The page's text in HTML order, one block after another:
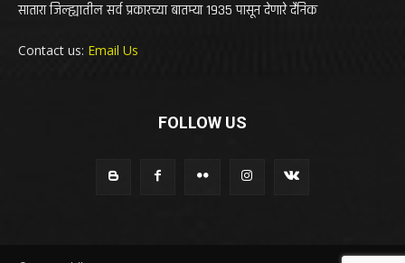
सातारा जिल्ह्यातील सर्व प्रकारच्या बातम्या 1935 पासून देणारे दैनिक
Contact us: Email Us
FOLLOW US